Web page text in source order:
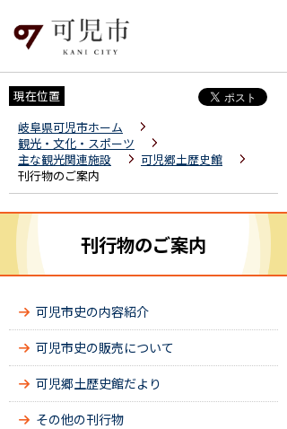
現在位置
岐阜県可児市ホーム
観光・文化・スポーツ
主な観光関連施設
可児郷土歴史館
刊行物のご案内
刊行物のご案内
可児市史の内容紹介
可児市史の販売について
可児郷土歴史館だより
その他の刊行物